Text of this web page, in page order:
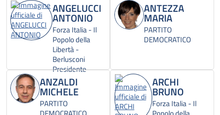
ANGELUCCI
ANTONIO
Forza Italia - Il
Popolo della
Libertà -
Berlusconi
Presidente
ANTEZZA
MARIA
PARTITO
DEMOCRATICO
ANZALDI
MICHELE
PARTITO
ARCHI
BRUNO
Forza Italia - Il